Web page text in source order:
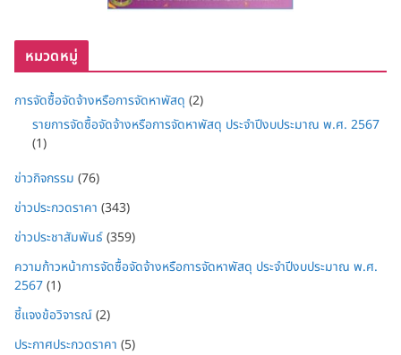
หมวดหมู่
การจัดซื้อจัดจ้างหรือการจัดหาพัสดุ (2)
รายการจัดซื้อจัดจ้างหรือการจัดหาพัสดุ ประจำปีงบประมาณ พ.ศ. 2567
(1)
ข่าวกิจกรรม (76)
ข่าวประกวดราคา (343)
ข่าวประชาสัมพันธ์(359)
ความก้าวหน้าการจัดซื้อจัดจ้างหรือการจัดหาพัสดุ ประจำปีงบประมาณ พ.ศ.
2567(1)
ชี้แจงข้อวิจารณ์(2)
ประกาศประกวดราคา (5)